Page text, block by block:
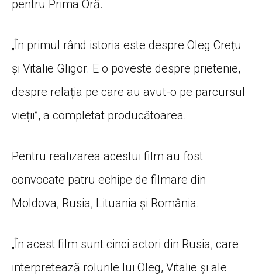
pentru Prima Oră.
„În primul rând istoria este despre Oleg Crețu
și Vitalie Gligor. E o poveste despre prietenie,
despre relația pe care au avut-o pe parcursul
vieții”, a completat producătoarea.
Pentru realizarea acestui film au fost
convocate patru echipe de filmare din
Moldova, Rusia, Lituania și România.
„În acest film sunt cinci actori din Rusia, care
interpretează rolurile lui Oleg, Vitalie și ale